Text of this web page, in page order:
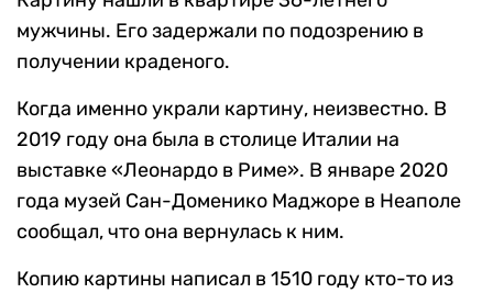
мужчины. Его задержали по подозрению в
получении краденого.
Когда именно украли картину, неизвестно. В
2019 году она была в столице Италии на
выставке «Леонардо в Риме». В январе 2020
года музей Сан-Доменико Маджоре в Неаполе
сообщал, что она вернулась к ним.
Копию картины написал в 1510 году кто-то из